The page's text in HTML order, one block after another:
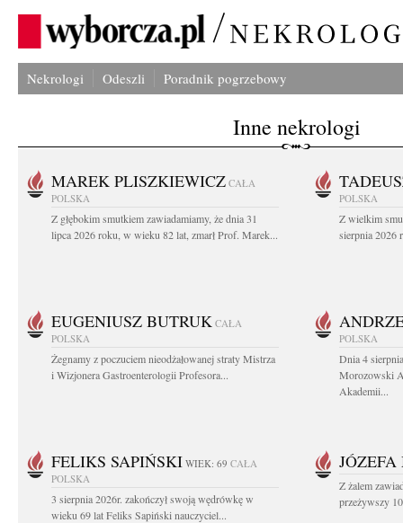
Nekrologi Odeszli Poradnik pogrzebowy
Inne nekrologi
MAREK PLISZKIEWICZ CAŁA
POLSKA
Z głębokim smutkiem zawiadamiamy, że dnia 31
lipca 2026 roku, w wieku 82 lat, zmarł Prof. Marek...
POLSKA
Z wielkim
sierpnia 2026
EUGENIUSZ BUTRUK CAŁA
POLSKA
Żegnamy z poczuciem nieodżałowanej straty Mistrza
i Wizjonera Gastroenterologii Profesora...
POLSKA
Dnia 4
Morozowski
Akademii...
FELIKS SAPIŃSKI WIEK: 69 CAŁA
POLSKA
3 sierpnia 2026r. zakończył swoją wędrówkę w
wieku 69 lat Feliks Sapiński nauczyciel...
Z żalem
przeżywszy